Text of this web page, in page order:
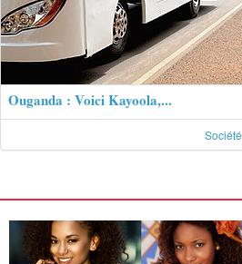
Ouganda : Voici Kayoola,...
Société